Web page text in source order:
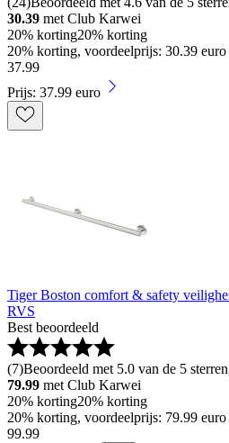
30.39 met Club Karwei
20% korting20% korting
20% korting, voordeelprijs: 30.39
37.99
Prijs: 37.99 euro
Tiger Boston comfort & safety
RVS
Best beoordeeld
(7)Beoordeeld met 5.0 van de 5
79.99 met Club Karwei
20% korting20% korting
20% korting, voordeelprijs: 79.99
99.99